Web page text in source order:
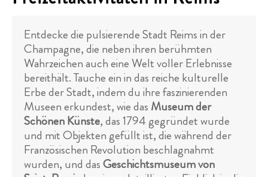
Entdecke die pulsierende Stadt Reims in der
Champagne, die neben ihren berühmten
Wahrzeichen auch eine Welt voller Erlebnisse
bereithält. Tauche ein in das reiche kulturelle
Erbe der Stadt, indem du ihre faszinierenden
Museen erkundest, wie das Museum der
Schönen Künste, das 1794 gegründet wurde
und mit Objekten gefüllt ist, die während der
Französischen Revolution beschlagnahmt
wurden, und dasGeschichtsmuseum von